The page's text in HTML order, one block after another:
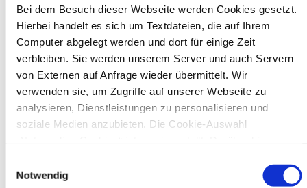
Bei dem Besuch dieser Webseite werden Cookies gesetzt.
Hierbei handelt es sich um Textdateien, die auf Ihrem
Computer abgelegt werden und dort für einige Zeit
verbleiben. Sie werden unserem Server und auch Servern
von Externen auf Anfrage wieder übermittelt. Wir
verwenden sie, um Zugriffe auf unserer Webseite zu
analysieren, Dienstleistungen zu personalisieren und
soziale Medien anzubieten. Die Cookie-Auswahl
(USA) mit unzureichendem Datenschutzniveau verarbeiten.
Notwendig
In Recklinghausen gibt es verschiedene
Ikonen-Museum und die
Kunsthalle.Mehr
Online-Beteiligungsportal der